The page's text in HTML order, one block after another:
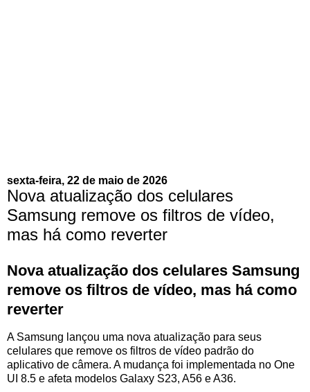
sexta-feira, 22 de maio de 2026
Nova atualização dos celulares
Samsung remove os filtros de vídeo,
mas há como reverter
Nova atualização dos celulares Samsung
remove os filtros de vídeo, mas há como
reverter
A Samsung lançou uma nova atualização para seus
celulares que remove os filtros de vídeo padrão do
aplicativo de câmera. A mudança foi implementada no One
UI 8.5 e afeta modelos Galaxy S23, A56 e A36.